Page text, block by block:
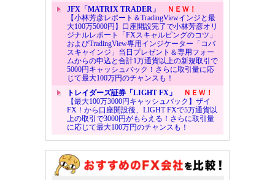
JFX「MATRIX TRADER」
ＮＥＷ！
【小林芳彦レポート＆TradingViewインジと最
大100万5000円】口座開設完了で小林芳彦オリ
ジナルレポート「FXスキャルピングのコツ」
およびTradingView専用インジケーター「コバ
スキャインジ」当日プレゼント＆専用フォー
ムからの申込と合計1万通貨以上の新規取引で
5000円キャッシュバック！さらに取引量に応
じて最大100万円のチャンスも！
トレイダーズ証券「LIGHT FX」
ＮＥＷ！
【最大100万3000円キャッシュバック】ザイ
FX！から口座開設後、LIGHT FXで5万通貨以
上の取引で3000円がもらえる！さらに取引量
に応じて最大100万円のチャンスも！